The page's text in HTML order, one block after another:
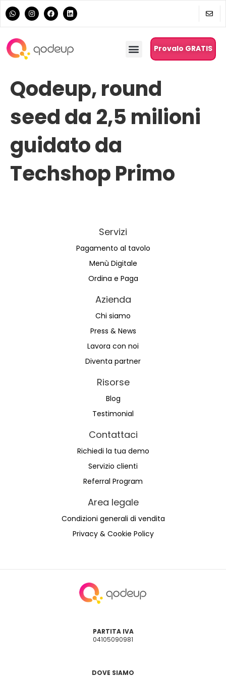
Provalo GRATIS
Qodeup, round
seed da 2,5 milioni
guidato da
Techshop Primo
Servizi
Pagamento al tavolo
Menù Digitale
Ordina e Paga
Azienda
Chi siamo
Press & News
Lavora con noi
Diventa partner
Risorse
Blog
Testimonial
Contattaci
Richiedi la tua demo
Servizio clienti
Referral Program
Area legale
Condizioni generali di vendita
Privacy & Cookie Policy
PARTITA IVA
04105090981
DOVE SIAMO